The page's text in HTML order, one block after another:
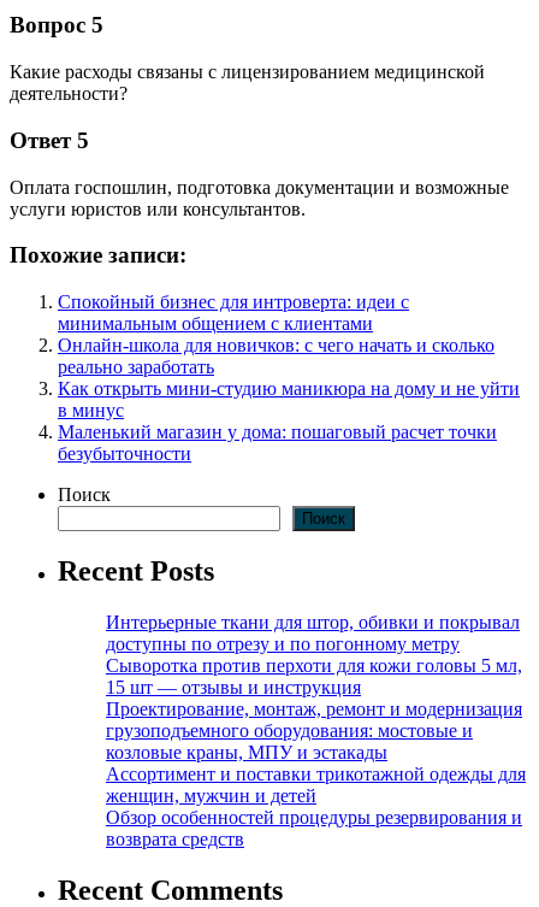
Вопрос 5
Какие расходы связаны с лицензированием медицинской
деятельности?
Ответ 5
Оплата госпошлин, подготовка документации и возможные
услуги юристов или консультантов.
Похожие записи:
Спокойный бизнес для интроверта: идеи с
минимальным общением с клиентами
Онлайн-школа для новичков: с чего начать и сколько
реально заработать
Как открыть мини-студию маникюра на дому и не уйти
в минус
Маленький магазин у дома: пошаговый расчет точки
безубыточности
Поиск
Поиск
Recent Posts
Интерьерные ткани для штор, обивки и покрывал
доступны по отрезу и по погонному метру
Сыворотка против перхоти для кожи головы 5 мл,
15 шт — отзывы и инструкция
Проектирование, монтаж, ремонт и модернизация
грузоподъемного оборудования: мостовые и
козловые краны, МПУ и эстакады
Ассортимент и поставки трикотажной одежды для
женщин, мужчин и детей
Обзор особенностей процедуры резервирования и
возврата средств
Recent Comments